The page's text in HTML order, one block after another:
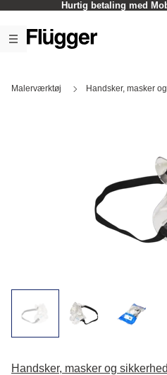
Hurtig betaling med
Malerværktøj Handsker, masker
Handsker, masker og sikkerhed